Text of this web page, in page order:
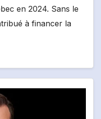
en 2024. Sans le
à financer la